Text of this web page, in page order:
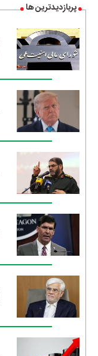
پربازدیدترین ها